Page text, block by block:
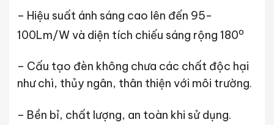
– Hiệu suất ánh sáng cao lên đến 95-
100Lm/W và diện tích chiếu sáng rộng 180o
– Cấu tạo đèn không chưa các chất độc hại
như chì, thủy ngân, thân thiện với môi trường.
– Bền bỉ, chất lượng, an toàn khi sử dụng.